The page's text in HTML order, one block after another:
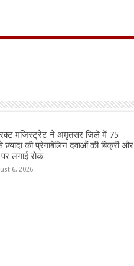
मजिस्ट्रेट ने अमृतसर जिले में 75
की प्रेगाबेलिन दवाओं की बिक्री और
लगाई रोक
6, 2026